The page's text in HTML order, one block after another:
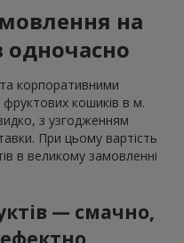
на
одночасно
корпоративними
кошиків в м.
з узгодженням
При цьому вартість
в великому замовленні
— смачно,